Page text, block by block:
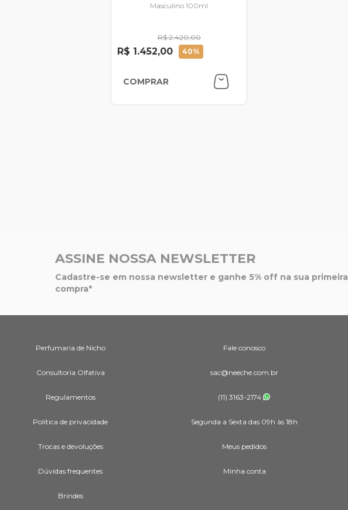
Masculino 100ml
R$ 2.420,00
R$ 1.452,00 40%
COMPRAR
ASSINE NOSSA NEWSLETTER
Cadastre-se em nossa newsletter e ganhe 5% off na sua primeira
compra*
Perfumaria de Nicho
Consultoria Olfativa
Regulamentos
Política de privacidade
Trocas e devoluções
Dúvidas frequentes
Brindes
Fale conosco
sac@neeche.com.br
(11) 3163-2174
Segunda a Sexta das 09h às 18h
Meus pedidos
Minha conta